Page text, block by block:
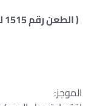
الموجز: